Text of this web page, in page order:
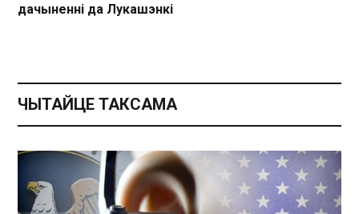
дачыненні да Лукашэнкі
ЧЫТАЙЦЕ ТАКСАМА